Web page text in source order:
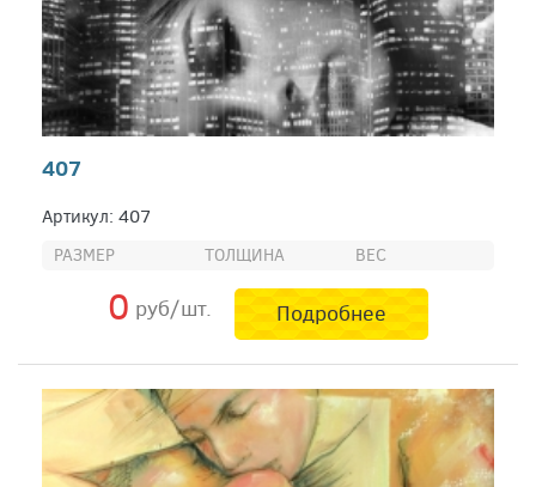
407
Артикул: 407
РАЗМЕР ТОЛЩИНА ВЕС
0 руб/шт. Подробнее